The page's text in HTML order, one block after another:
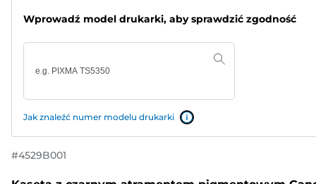
Wprowadź model drukarki, aby sprawdzić zgodność
Jak znaleźć numer modelu drukarki
#4529B001